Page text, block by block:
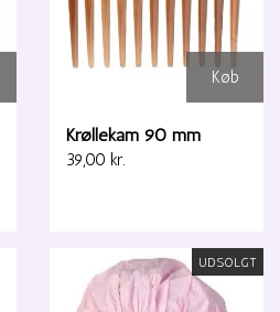
Køb
Krøllekam 90 mm
39,00 kr.
UDSOLGT